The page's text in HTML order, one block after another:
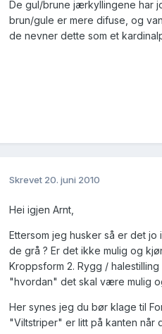
De gul/brune jærkyllingene har
brun/gule er mere difuse, og
de nevner dette som et
Skrevet 20. juni 2010
Hei igjen Arnt,
Ettersom jeg husker så er det
de grå ? Er det ikke mulig og
Kroppsform 2. Rygg /
"hvordan" det skal være mulig
Her synes jeg du bør klage til
"Viltstriper" er litt på kanten